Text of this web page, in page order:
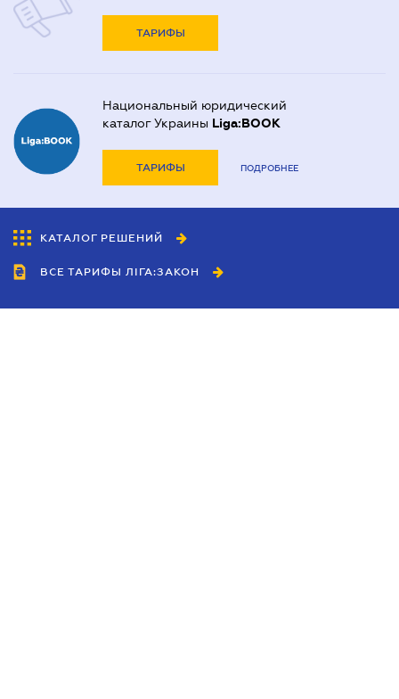
ТАРИФЫ
Национальный юридический
каталог Украины Liga:BOOK
ТАРИФЫ ПОДРОБНЕЕ
КАТАЛОГ РЕШЕНИЙ
ВСЕ ТАРИФЫ ЛІГА:ЗАКОН